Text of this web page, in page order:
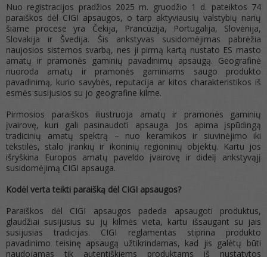
Nuo registracijos pradžios 2025 m. gruodžio 1 d. pateiktos 74
paraiškos dėl CIGI apsaugos, o tarp aktyviausių valstybių narių
šiame procese yra Čekija, Prancūzija, Portugalija, Slovėnija,
Slovakija ir Švedija. Šis ankstyvas susidomėjimas pabrėžia
naujosios sistemos svarbą, nes ji pirmą kartą nustato ES masto
amatų ir pramonės gaminių pavadinimų apsaugą. Geografinė
nuoroda amatų ir pramonės gaminiams saugo produkto
pavadinimą, kurio savybės, reputacija ar kitos charakteristikos iš
esmės susijusios su jo geografine kilme.
Pirmosios paraiškos iliustruoja amatų ir pramonės gaminių
įvairovę, kuri gali pasinaudoti apsauga. Jos apima įspūdingą
tradicinių amatų spektrą – nuo keramikos ir siuvinėjimo iki
tekstilės, stalo įrankių ir ikoninių regioninių objektų. Kartu jos
išryškina Europos amatų paveldo įvairovę ir didelį ankstyvąjį
susidomėjimą CIGI apsauga.
Kodėl verta teikti paraišką dėl CIGI apsaugos?
Paraiškos dėl CIGI apsaugos padeda apsaugoti produktus,
glaudžiai susijusius su jų kilmės vieta, kartu išsaugant su jais
susijusias tradicijas. CIGI reglamentas stiprina produkto
pavadinimo teisinę apsaugą užtikrindamas, kad jis galėtų būti
naudojamas tik autentiškiems produktams iš nustatytos